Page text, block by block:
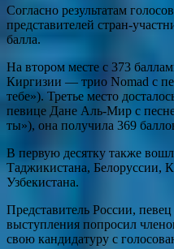
Согласно результатам
представителей стран-
балла.
На втором месте с 373
Киргизии — трио Nomad с
тебе»). Третье место
певице Дане Аль-Мир с
ты»), она получила 369
В первую десятку также
Таджикистана, Белоруссии,
Узбекистана.
Представитель России, певец
выступления попросил
свою кандидатуру с